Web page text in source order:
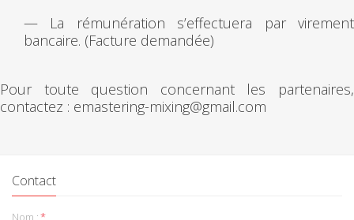
— La rémunération s’effectuera par virement
bancaire. (Facture demandée)
Pour toute question concernant les partenaires,
contactez : emastering-mixing@gmail.com
Contact
Nom :*